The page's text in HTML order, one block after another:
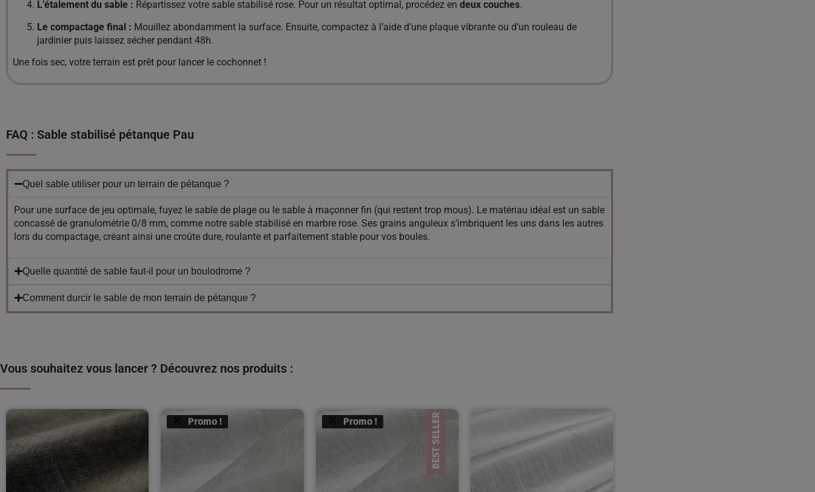
L’étalement du sable : Répartissez votre sable stabilisé rose. Pour un résultat optimal, procédez en deux couches.
Le compactage final : Mouillez abondamment la surface. Ensuite, compactez à l’aide d’une plaque vibrante ou d’un rouleau de
jardinier puis laissez sécher pendant 48h.
Une fois sec, votre terrain est prêt pour lancer le cochonnet !
FAQ : Sable stabilisé pétanque Pau
Quel sable utiliser pour un terrain de pétanque ?
Pour une surface de jeu optimale, fuyez le sable de plage ou le sable à maçonner fin (qui restent trop mous). Le matériau idéal est un sable
concassé de granulométrie 0/8 mm, comme notre sable stabilisé en marbre rose. Ses grains anguleux s’imbriquent les uns dans les autres
lors du compactage, créant ainsi une croûte dure, roulante et parfaitement stable pour vos boules.
Quelle quantité de sable faut-il pour un boulodrome ?
Comment durcir le sable de mon terrain de pétanque ?
Vous souhaitez vous lancer ? Découvrez nos produits :
Promo ! Promo !